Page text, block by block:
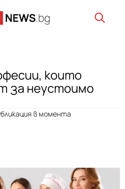
които
за неустоимо
в момента